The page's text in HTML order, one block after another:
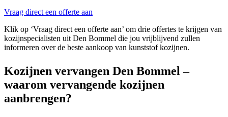
Vraag direct een offerte aan
Klik op ‘Vraag direct een offerte aan’ om drie offertes te krijgen van
kozijnspecialisten uit Den Bommel die jou vrijblijvend zullen
informeren over de beste aankoop van kunststof kozijnen.
Kozijnen vervangen Den Bommel –
waarom vervangende kozijnen
aanbrengen?